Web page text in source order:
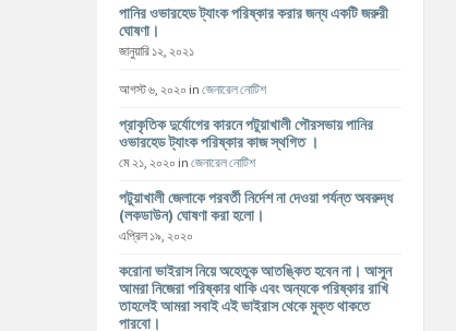
পানির ওভারহেড ট্যাংক পরিষ্কার করার জন্য একটি জরুরী
ঘোষণা।
জানুয়ারি ১২, ২০২১
আগস্ট ৬, ২০২০ inজেনারেল নোটিশ
প্রাকৃতিক দুর্যোগের কারনে পটুয়াখালী পৌরসভায় পানির
ওভারহেড ট্যাংক পরিষ্কার কাজ স্থগিত ।
মে ২১, ২০২০ inজেনারেল নোটিশ
পটুয়াখালী জেলাকে পরবর্তী নির্দেশ না দেওয়া পর্যন্ত অবরুদ্ধ
(লকডাউন) ঘোষণা করা হলো।
এপ্রিল ১৯, ২০২০
করোনা ভাইরাস নিয়ে অহেতুক আতঙ্কিত হবেন না। আসুন
আমরা নিজেরা পরিষ্কার থাকি এবং অন্যকে পরিষ্কার রাখি
তাহলেই আমরা সবাই এই ভাইরাস থেকে মুক্ত থাকতে
পারবো।